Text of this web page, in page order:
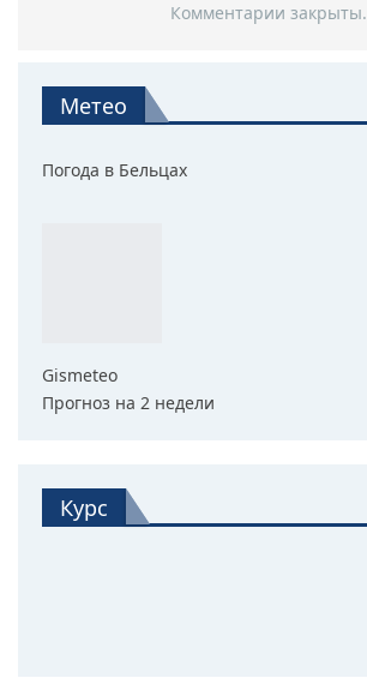
Комментарии закрыты.
Метео
Погода в Бельцах
Gismeteo
Прогноз на 2 недели
Курс